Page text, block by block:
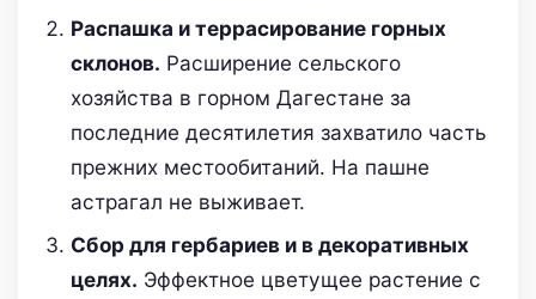
Распашка и террасирование горных
склонов. Расширение сельского
хозяйства в горном Дагестане за
последние десятилетия захватило часть
прежних местообитаний. На пашне
астрагал не выживает.
Сбор для гербариев и в декоративных
целях. Эффектное цветущее растение с